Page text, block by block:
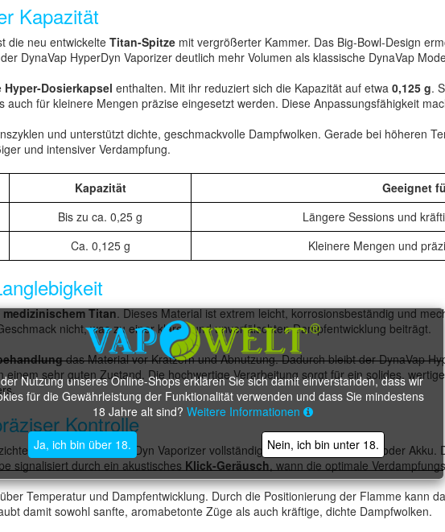
Nutzung unseres Online-Shops erklären Sie sich damit einverstanden, dass wir
für die Gewährleistung der Funktionalität verwenden und dass Sie mindestens
18 Jahre alt sind? Weitere Informationen
Ja, ich bin über 18. Nein, ich bin unter 18.
Kapazität
die neu entwickelte Titan-Spitze mit vergrößerter Kammer. Das Big-Bowl-Design
DynaVap HyperDyn Vaporizer deutlich mehr Volumen als klassische DynaVap
Hyper-Dosierkapsel enthalten. Mit ihr reduziert sich die Kapazität auf etwa 0,125 g.
auch für kleinere Mengen präzise eingesetzt werden. Diese Anpassungsfähigkeit
und unterstützt dichte, geschmackvolle Dampfwolken. Gerade bei höheren
und intensiver Verdampfung.
Kapazität
Geeignet
Bis zu ca. 0,25 g
Längere Sessions und
Ca. 0,125 g Kleinere Mengen und
medizinischem Titan. Dieses Material ist extrem leicht, korrosionsbeständig und
nicht, was zu einer klaren und unverfälschten Dampfentwicklung beiträgt.
das Material vor Kratzern und Abnutzung. Dadurch bleibt der DynaVap
sehr guten Zustand. Die hochwertige Verarbeitung sorgt für ein solides,
Kontrolle
der DynaVap HyperDyn Vaporizer vollständig auf Elektronik, Display oder Akku.
signalisiert durch ein akustisches Klick-Geräusch , wann die optimale
Temperatur und Dampfentwicklung. Durch die Positionierung der Flamme kann
damit sowohl sanfte, aromabetonte Züge als auch kräftige, dichte Dampfwolken.